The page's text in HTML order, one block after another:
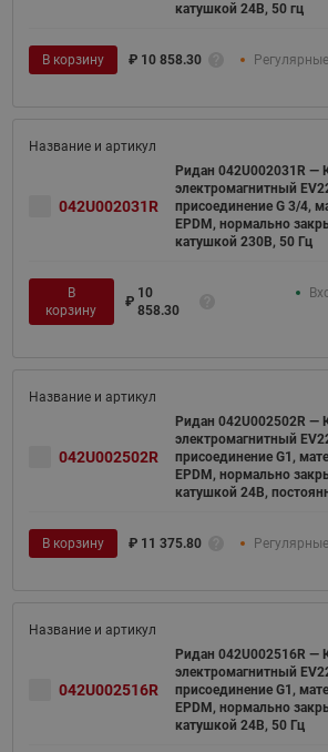
катушкой 24В, 50 гц
В корзину ₽ 10 858.30
042U002031R
Ридан 042U002031R —
электромагнитный
присоединение G 3/4,
EPDM, нормально
катушкой 230В, 50 Гц
В
корзину
₽
10
858.30
042U002502R
Ридан 042U002502R —
электромагнитный
присоединение G1,
EPDM, нормально
катушкой 24В,
В корзину ₽ 11 375.80
042U002516R
Ридан 042U002516R —
электромагнитный
присоединение G1,
EPDM, нормально
катушкой 24В, 50 Гц